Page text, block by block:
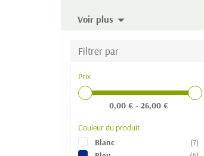
Voir plus
Filtrer par
Prix
0,00 € - 26,00 €
Couleur du produit
Blanc
(7)